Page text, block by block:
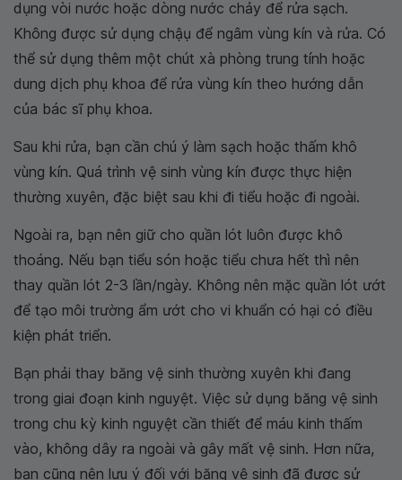
dụng vòi nước hoặc dòng nước chảy để rửa sạch.
Không được sử dụng chậụ để ngâm vùng kín và rửa. Có
thể sử dụng thêm một chút xà phòng trung tính hoặc
dung dịch phụ khoa để rửa vùng kín theo hướng dẫn
của bác sĩ phụ khoa.
Sau khi rửa, bạn cần chú ý làm sạch hoặc thấm khô
vùng kín. Quá trình vệ sinh vùng kín được thực hiện
thường xuyên, đặc biệt sau khi đi tiểu hoặc đi ngoài.
Ngoài ra, bạn nên giữ cho quần lót luôn được khô
thoáng. Nếu bạn tiểu són hoặc tiểu chưa hết thì nên
thay quần lót 2-3 lần/ngày. Không nên mặc quần lót ướt
để tạo môi trường ẩm ướt cho vi khuẩn có hại có điều
kiện phát triển.
Bạn phải thay băng vệ sinh thường xuyên khi đang
trong giai đoạn kinh nguyệt. Việc sử dụng băng vệ sinh
trong chu kỳ kinh nguyệt cần thiết để máu kinh thấm
vào, không dây ra ngoài và gây mất vệ sinh. Hơn nữa,
bạn cũng nên lưu ý đối với băng vệ sinh đã được sử